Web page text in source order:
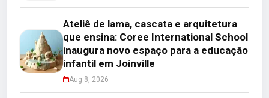
Ateliê de lama, cascata e arquitetura
que ensina: Coree International School
inaugura novo espaço para a educação
infantil em Joinville
Aug 8, 2026